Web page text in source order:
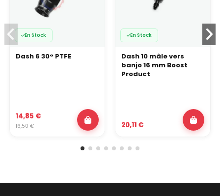
En Stock
Dash 6 30° PTFE
14,85 €
16,50 €
En Stock
Dash 10 mâle vers
banjo 16 mm Boost
Product
20,11 €